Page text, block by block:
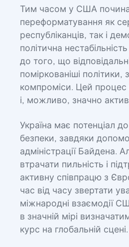
Тим часом у США
переформатування як
республіканців, так і
політична
до того, що
поміркованіші політики,
компроміси. Цей
і, можливо, значно
Україна має потенціал
безпеки, завдяки
адміністрації Байдена.
втрачати пильність і
активну співпрацю з
час від часу звертати
міжнародні взаємодії
в значній мірі
курс на глобальній сцені.